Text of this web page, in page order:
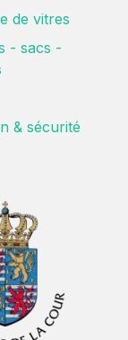
de vitres
- sacs -
& sécurité